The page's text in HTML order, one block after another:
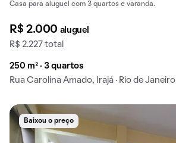
Casa para aluguel com 3 quartos e varanda.
R$ 2.000 aluguel
R$ 2.227 total
250 m² · 3 quartos
Rua Carolina Amado, Irajá · Rio de Janeiro
Baixou o preço